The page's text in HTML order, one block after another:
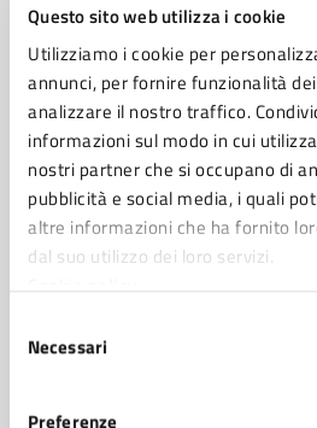
Questo sito web utilizza i cookie
Utilizziamo i cookie per
annunci, per fornire funzionalità
analizzare il nostro traffico.
informazioni sul modo in cui
nostri partner che si occupano di
pubblicità e social media, i quali
altre informazioni che ha fornito
dal suo utilizzo dei loro servizi.
delNecessari
Preferenze
finalizzato alla raccolta delle
cittadini che necessitano di
economico per il
locazione nel mercato
VAI ALLA PAGINA
AVVISO
Polizia Locale